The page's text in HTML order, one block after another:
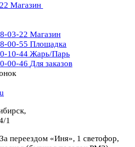
Магазин
03-22 Магазин
00-55 Площадка
10-44 Жарь/Парь
00-46 Для заказов
1
За переездом «Иня», 1 светофор,